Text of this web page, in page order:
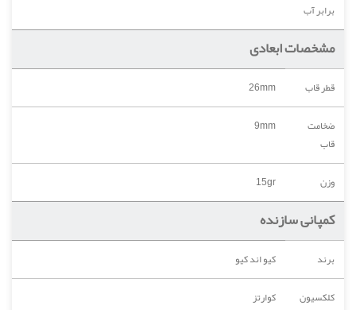
برابر آب
مشخصات ابعادی
قطر قاب
26mm
ضخامت
قاب
9mm
وزن 15gr
کمپانی سازنده
برند
کیو اند کیو
کلکسیون
کوارتز